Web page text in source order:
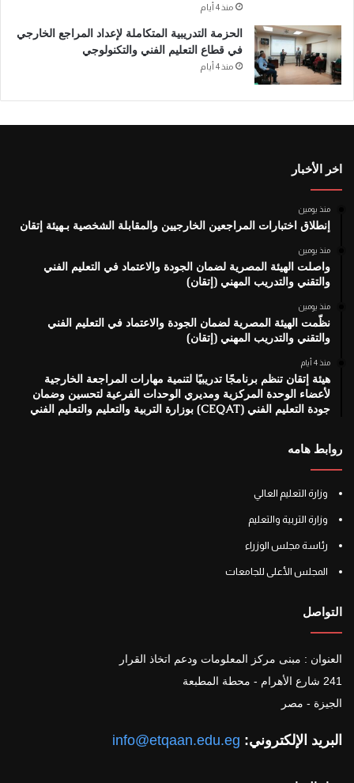
منذ 4 أيام
الحزمة التدريبية المتكاملة لإعداد المراجع الخارجي
في قطاع التعليم الفني والتكنولوجي
منذ 4 أيام
اخر الأخبار
منذ يومين
إنطلاق اختبارات المراجعين الخارجيين والمقابلة الشخصية بـهيئة إتقان
منذ يومين
واصلت الهيئة المصرية لضمان الجودة والاعتماد في التعليم الفني
والتقني والتدريب المهني (إتقان)
منذ يومين
نظّمت الهيئة المصرية لضمان الجودة والاعتماد في التعليم الفني
والتقني والتدريب المهني (إتقان)
منذ 4 أيام
هيئة إتقان تنظم برنامجًا تدريبيًا لتنمية مهارات المراجعة الخارجية
لأعضاء الوحدة المركزية ومديري الوحدات الفرعية لتحسين وضمان
جودة التعليم الفني (CEQAT) بوزارة التربية والتعليم والتعليم الفني
روابط هامه
وزارة التعليم العالي
وزارة التربية والتعليم
رئاسة مجلس الوزراء
المجلس الأعلى للجامعات
التواصل
العنوان : مبنى مركز المعلومات ودعم اتخاذ القرار
241 شارع الأهرام - محطة المطبعة
الجيزة - مصر
البريد الإلكتروني: info@etqaan.edu.eg